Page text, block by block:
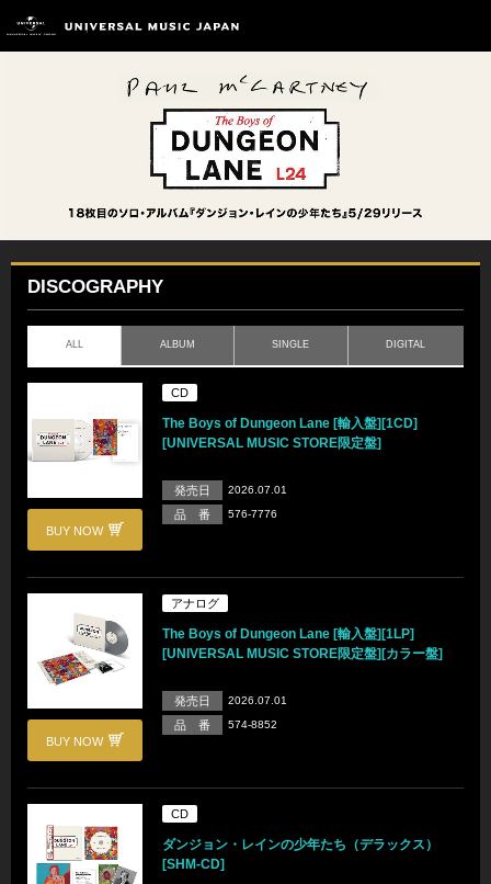
DISCOGRAPHY
ALL ALBUM SINGLE DIGITAL
BUY NOW
CD
The Boys of Dungeon Lane [輸入盤][1CD]
[UNIVERSAL MUSIC STORE限定盤]
発売日 2026.07.01
品 番 576-7776
BUY NOW
アナログ
The Boys of Dungeon Lane [輸入盤][1LP]
[UNIVERSAL MUSIC STORE限定盤][カラー盤]
発売日 2026.07.01
品 番 574-8852
CD
ダンジョン・レインの少年たち（デラックス）
[SHM-CD]